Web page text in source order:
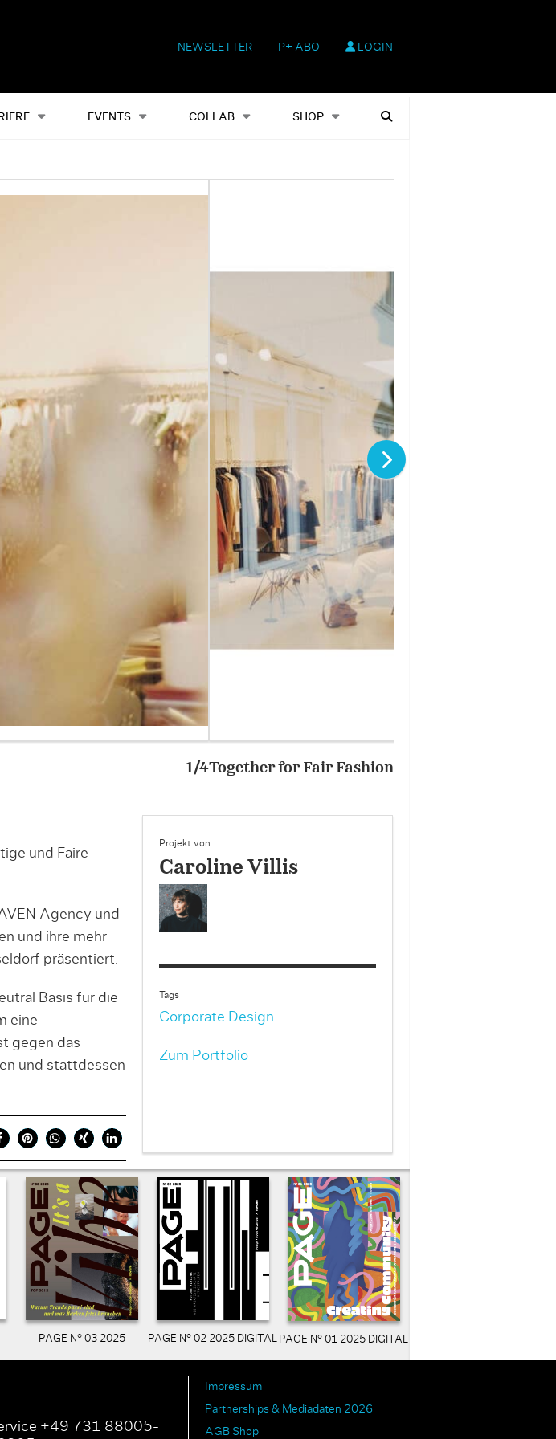
NEWSLETTER P+ ABO LOGIN
EVENTS COLLAB SHOP
Alles Events Shop Heftausgaben Suchen
2/4Together for Fair
und Faire
Agency und
und ihre mehr
präsentiert.
Basis für die
eine
gegen das
und stattdessen
Projekt von
Caroline Villis
Tags
Corporate Design
Zum Portfolio
PAGE N° 03 2025 PAGE N° 02 2025 DIGITAL PAGE N° 01 2025 DIGITAL
+49 731 88005-
Impressum
Partnerships & Mediadaten 2026
AGB Shop